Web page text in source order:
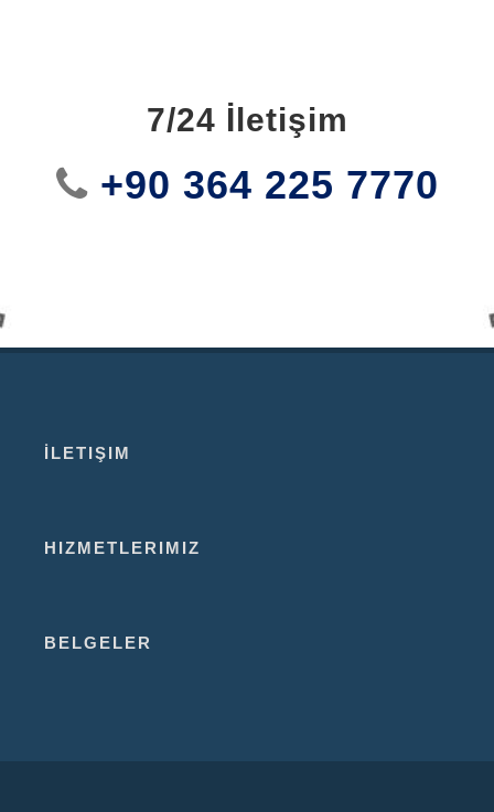
7/24 İletişim
+90 364 225 7770
İLETIŞIM
HIZMETLERIMIZ
BELGELER